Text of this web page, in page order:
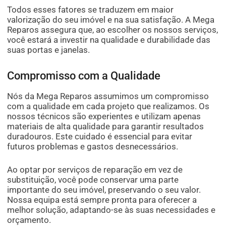
Todos esses fatores se traduzem em maior
valorização do seu imóvel e na sua satisfação. A Mega
Reparos assegura que, ao escolher os nossos serviços,
você estará a investir na qualidade e durabilidade das
suas portas e janelas.
Compromisso com a Qualidade
Nós da Mega Reparos assumimos um compromisso
com a qualidade em cada projeto que realizamos. Os
nossos técnicos são experientes e utilizam apenas
materiais de alta qualidade para garantir resultados
duradouros. Este cuidado é essencial para evitar
futuros problemas e gastos desnecessários.
Ao optar por serviços de reparação em vez de
substituição, você pode conservar uma parte
importante do seu imóvel, preservando o seu valor.
Nossa equipa está sempre pronta para oferecer a
melhor solução, adaptando-se às suas necessidades e
orçamento.